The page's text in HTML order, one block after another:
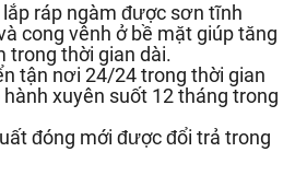
ráp ngàm được sơn tĩnh
cong vênh ở bề mặt giúp tăng
trong thời gian dài.
tận nơi 24/24 trong thời gian
xuyên suốt 12 tháng trong
đóng mới được đổi trả trong